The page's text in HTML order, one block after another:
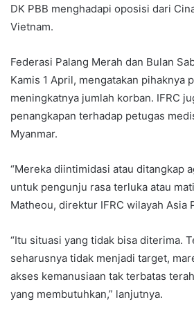
DK PBB menghadapi oposisi dari
Vietnam.
Federasi Palang Merah dan Bulan
Kamis 1 April, mengatakan pihaknya
meningkatnya jumlah korban. IFRC
penangkapan terhadap petugas
Myanmar.
“Mereka diintimidasi atau ditangkap
untuk pengunju rasa terluka atau
Matheou, direktur IFRC wilayah Asia
“Itu situasi yang tidak bisa diterima.
seharusnya tidak menjadi target,
akses kemanusiaan tak terbatas
yang membutuhkan,” lanjutnya.